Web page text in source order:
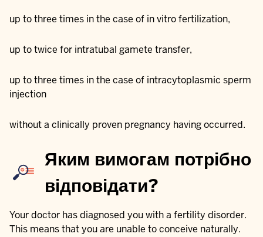
up to three times in the case of in vitro fertilization,
up to twice for intratubal gamete transfer,
up to three times in the case of intracytoplasmic sperm
injection
without a clinically proven pregnancy having occurred.
Яким вимогам потрібно
відповідати?
Your doctor has diagnosed you with a fertility disorder.
This means that you are unable to conceive naturally.